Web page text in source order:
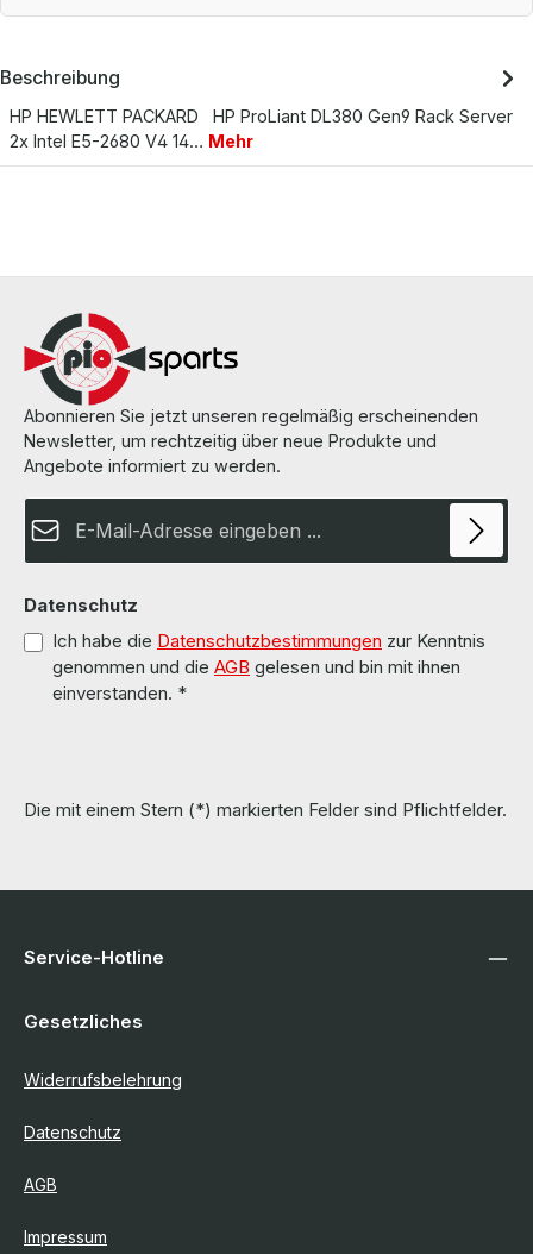
Beschreibung
HP HEWLETT PACKARD HP ProLiant DL380 Gen9 Rack Server
2x Intel E5-2680 V4 14… Mehr
Abonnieren Sie jetzt unseren regelmäßig erscheinenden
Newsletter, um rechtzeitig über neue Produkte und
Angebote informiert zu werden.
Datenschutz
Ich habe die Datenschutzbestimmungen zur Kenntnis
genommen und die AGB gelesen und bin mit ihnen
einverstanden. *
Die mit einem Stern (*) markierten Felder sind Pflichtfelder.
Service-Hotline
Gesetzliches
Widerrufsbelehrung
Datenschutz
AGB
Impressum